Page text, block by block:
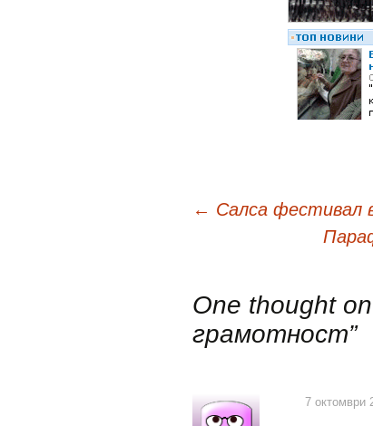
Навигация
публикациите
← Салса фестивал
One thought on
грамотност”
7 октомври